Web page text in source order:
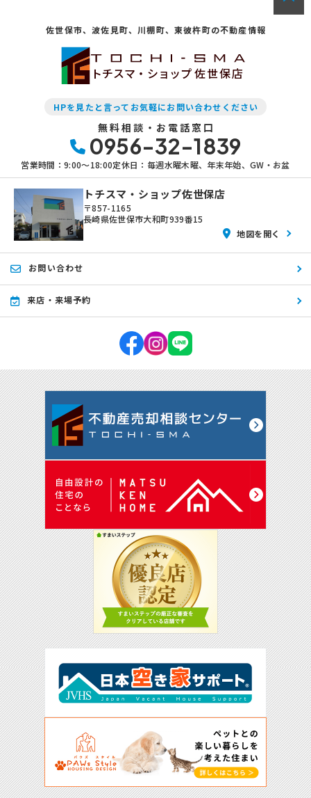
佐世保市、波佐見町、川棚町、東彼杵町の不動産情報
トチスマ・ショップ佐世保店
HPを見たと言ってお気軽にお問い合わせください
無料相談・お電話窓口
0956-32-1839
営業時間：9:00〜18:00定休日：毎週水曜木曜、年末年始、GW・お盆
トチスマ・ショップ佐世保店
〒857-1165
長崎県佐世保市大和町939番15
地図を開く
お問い合わせ
来店・来場予約